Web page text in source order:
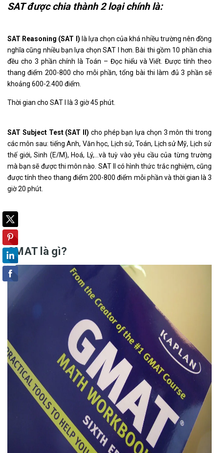
SAT được chia thành 2 loại chính là:
SAT Reasoning (SAT I) là lựa chọn của khá nhiều trường nên đồng
nghĩa cũng nhiều bạn lựa chọn SAT I hơn. Bài thi gồm 10 phần chia
đều cho 3 phần chính là Toán – Đọc hiểu và Viết. Được tính theo
thang điểm 200-800 cho mỗi phần, tổng bài thi làm đủ 3 phần sẽ
khoảng 600-2.400 điểm.
Thời gian cho SAT I là 3 giờ 45 phút.
SAT Subject Test (SAT II) cho phép bạn lựa chọn 3 môn thi trong
các môn sau: tiếng Anh, Văn học, Lịch sử, Toán, Lịch sử Mỹ, Lịch sử
thế giới, Sinh (E/M), Hoá, Lý,…và tuỳ vào yêu cầu của từng trường
mà bạn sẽ được thi môn nào. SAT II có hình thức trắc nghiệm, cũng
được tính theo thang điểm 200-800 điểm mỗi phần và thời gian là 3
giờ 20 phút.
GMAT là gì?